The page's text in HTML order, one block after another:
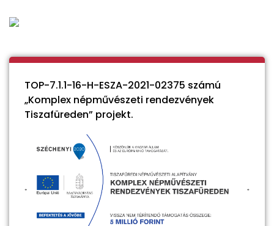
TOP-7.1.1-16-H-ESZA-2021-02375 számú
„Komplex népművészeti rendezvények
Tiszafüreden” projekt.